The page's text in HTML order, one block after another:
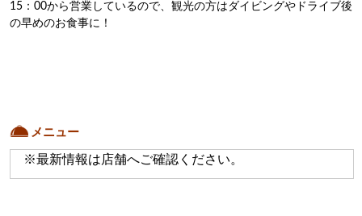
15：00から営業しているので、観光の方はダイビングやドライブ後
の早めのお食事に！
メニュー
※最新情報は店舗へご確認ください。